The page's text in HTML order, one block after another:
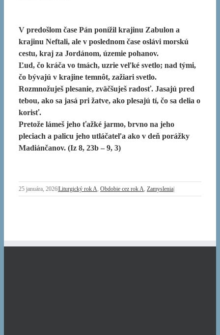
V predošlom čase Pán ponížil krajinu Zabulon a
krajinu Neftali, ale v poslednom čase oslávi morskú
cestu, kraj za Jordánom, územie pohanov.
Ľud, čo kráča vo tmách, uzrie veľké svetlo; nad tými,
čo bývajú v krajine temnôt, zažiari svetlo.
Rozmnožuješ plesanie, zväčšuješ radosť. Jasajú pred
tebou, ako sa jasá pri žatve, ako plesajú tí, čo sa delia o
korisť.
Pretože lámeš jeho ťažké jarmo, brvno na jeho
pleciach a palicu jeho utláčateľa ako v deň porážky
Madiánčanov. (Iz 8, 23b – 9, 3)
25 januára, 2026Liturgický rok A, Obdobie cez rok A, Zamyslenia